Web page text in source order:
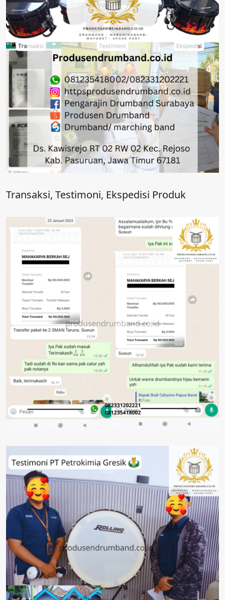
Transaksi, Testimoni, Ekspedisi Produk